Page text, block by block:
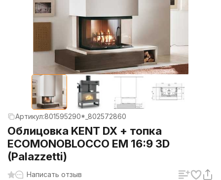
Артикул:801595290*_802572860
Облицовка KENT DX + топка
ECOMONOBLOCCO EM 16:9 3D
(Palazzetti)
Написать отзыв